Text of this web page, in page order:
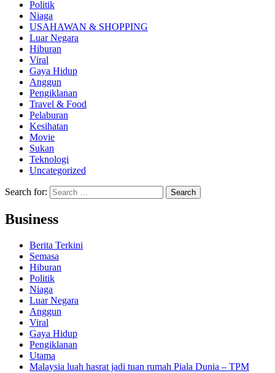
Politik
Niaga
USAHAWAN & SHOPPING
Luar Negara
Hiburan
Viral
Gaya Hidup
Anggun
Pengiklanan
Travel & Food
Pelaburan
Kesihatan
Movie
Sukan
Teknologi
Uncategorized
Search for:
Business
Berita Terkini
Semasa
Hiburan
Politik
Niaga
Luar Negara
Anggun
Viral
Gaya Hidup
Pengiklanan
Utama
Malaysia luah hasrat jadi tuan rumah Piala Dunia – TPM